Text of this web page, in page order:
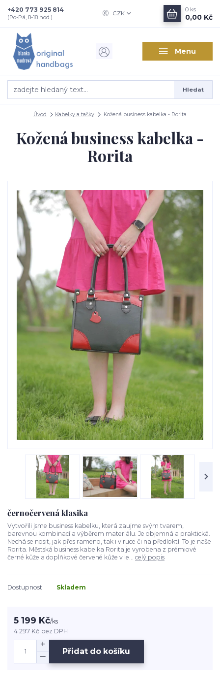
Menu
CZK
Hledat
+420 773 925 814
(Po-Pá, 8-18 hod.)
0 ks
0,00 Kč
Úvod Kabelky a tašky Kožená business kabelka - Rorita
Kožená business kabelka -
Rorita
černočervená klasika
Vytvořili jsme business kabelku, která zaujme svým tvarem,
barevnou kombinací a výběrem materiálu. Je objemná a praktická.
Nechá se nosit, jak přes rameno, tak i v ruce či na předloktí. To je naše
Rorita. Městská business kabelka Rorita je vyrobena z prémiové
černé kůže a doplňkové červené kůže v le... celý popis
Dostupnost Skladem
5 199 Kč/ks
4 297 Kč bez DPH
Přidat do košíku